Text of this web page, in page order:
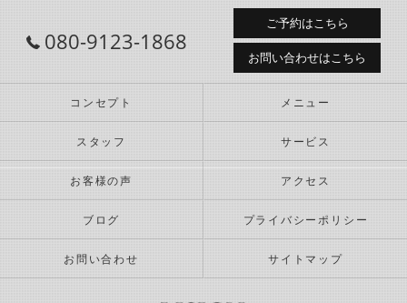
080-9123-1868
ご予約はこちら
お問い合わせはこちら
コンセプト メニュー
スタッフ サービス
お客様の声 アクセス
ブログ プライバシーポリシー
お問い合わせ サイトマップ